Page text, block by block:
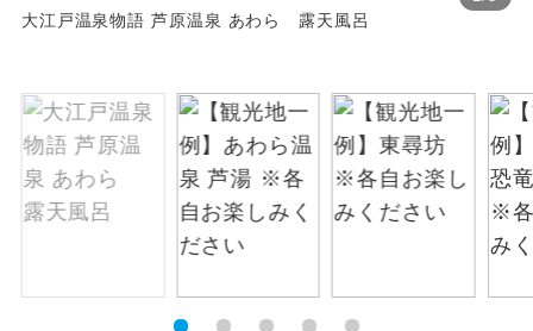
大江戸温泉物語 芦原温泉 あわら 露天風呂
絶景 絶景スポットに立ち寄るコースです。
温泉 温泉地にも宿泊するコースです。
露天風呂
ご宿泊ホテルに露天風呂が付いていま
す。
ご宿泊ホテルに大浴場が付いています。
全てのお食事が付いていますので、お食
事の心配はいりません。（機内食を除